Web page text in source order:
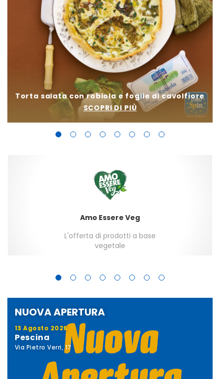
Torta salata con robiola e foglie di cavolfiore
SCOPRI DI PIÙ
Amo Essere Veg
L'offerta di prodotti a base
vegetale
NUOVA APERTURA
13 Agosto 2026
Pescina
Via Pietro Verri, 17